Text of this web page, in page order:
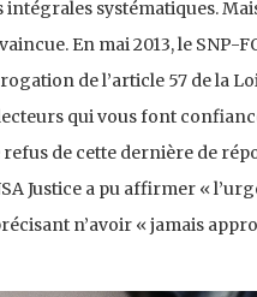
systématiques.
En mai 2013, le SNP-
de l’article 57 de la
qui vous font
refus de cette dernière de
Justice a pu affirmer «
n’avoir « jamais